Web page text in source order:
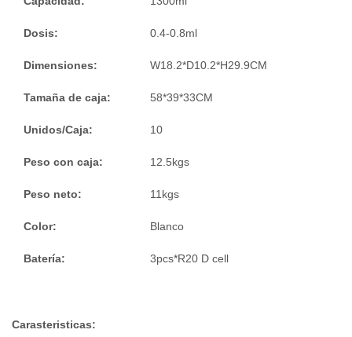
Dosis: 0.4-0.8ml
Dimensiones: W18.2*D10.2*H29.9CM
Tamaña de caja: 58*39*33CM
Unidos/Caja: 10
Peso con caja: 12.5kgs
Peso neto: 11kgs
Color: Blanco
Batería: 3pcs*R20 D cell
Carasteristicas: